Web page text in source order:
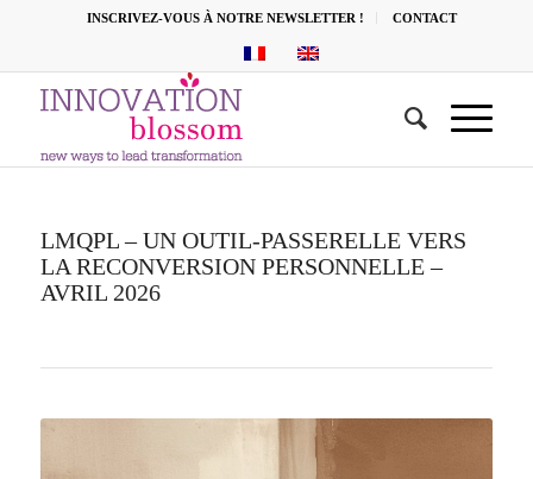
INSCRIVEZ-VOUS À NOTRE NEWSLETTER ! CONTACT
LMQPL – UN OUTIL-PASSERELLE VERS
LA RECONVERSION PERSONNELLE –
AVRIL 2026